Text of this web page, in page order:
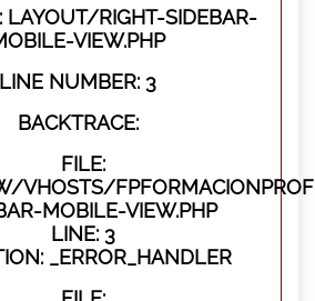
LAYOUT/RIGHT-SIDEBAR-
VIEW.PHP
LINE NUMBER: 3
BACKTRACE:
FILE:
MOBILE-VIEW.PHP
LINE: 3
_ERROR_HANDLER